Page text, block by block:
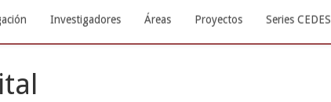
Investigadores Áreas Proyectos Series CEDES